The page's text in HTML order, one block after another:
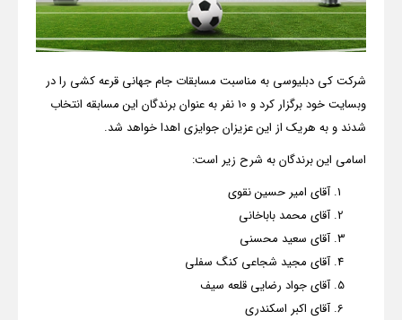
شرکت کی دبلیوسی به مناسبت مسابقات جام جهانی قرعه کشی را در
وبسایت خود برگزار کرد و 10 نفر به عنوان برندگان این مسابقه انتخاب
شدند و به هریک از این عزیزان جوایزی اهدا خواهد شد.
اسامی این برندگان به شرح زیر است:
آقای امیر حسین نقوی
آقای محمد باباخانی
آقای سعید محسنی
آقای مجید شجاعی کنگ سفلی
آقای جواد رضایی قلعه سیف
آقای اکبر اسکندری